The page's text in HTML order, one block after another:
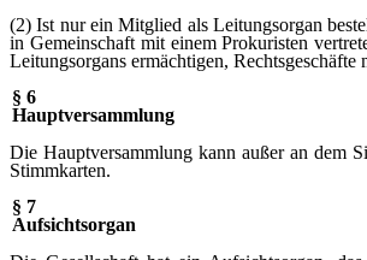
(2) Ist nur ein Mitglied als Leitungsorgan
in Gemeinschaft mit einem Prokuristen
Leitungsorgans ermächtigen,
§ 6
Hauptversammlung
Die Hauptversammlung kann außer an dem
Stimmkarten.
§ 7
Aufsichtsorgan